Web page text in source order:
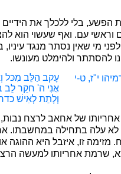
הפשע, בלי ללכלך את
וראשי עם. ואף שעשוי הוא
מי שאין נסתר מנגד
להסתתר ולהימלט מעונשו.
י"ז, ט-י
עָקב הַלֵּב מִכּל
אֲנִי ה' חקֵר לֵב
וְלָתֵת לְאִישׁ
של אחאב לרצח
עלה בתחילה במחשבתו.
מזימה זו, איזבל היא
שרמת אחריותו למעשה